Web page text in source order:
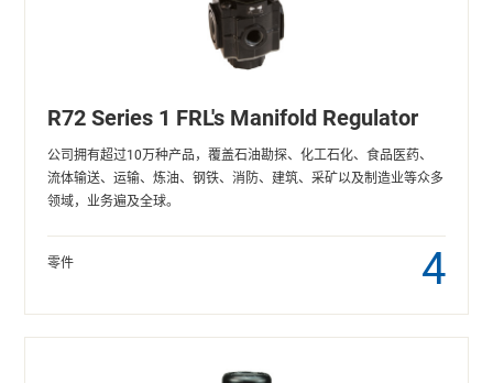
R72 Series 1 FRL's Manifold Regulator
公司拥有超过10万种产品，覆盖石油勘探、化工石化、食品医药、
流体输送、运输、炼油、钢铁、消防、建筑、采矿以及制造业等众多
领域，业务遍及全球。
零件 4